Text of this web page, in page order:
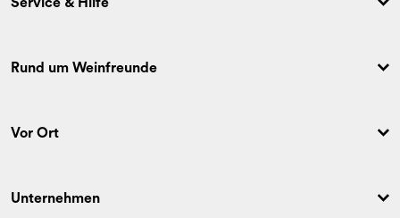
Rund um Weinfreunde
Vor Ort
Unternehmen